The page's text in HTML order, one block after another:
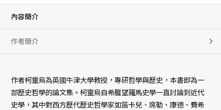
內容簡介
作者簡介
作者柯靈烏為英國牛津大學教授，專研哲學與歷史，本書即為一
部歷史哲學的論文集。柯靈烏自希臘望羅馬史學一直討論到近代
史學，其中對西方歷代歷史哲學家如笛卡兒、席勒、康德、費希